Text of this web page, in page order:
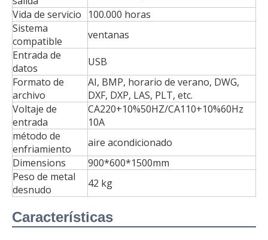
Vida de servicio
100.000 horas
Sistema
compatible
ventanas
Entrada de
datos
USB
Formato de
archivo
AI, BMP, horario de verano, DWG,
DXF, DXP, LAS, PLT, etc.
Voltaje de
entrada
CA220+10%50HZ/CA110+10%60Hz
10A
método de
enfriamiento
aire acondicionado
Dimensions
900*600*1500mm
Peso de metal
desnudo
42 kg
Características